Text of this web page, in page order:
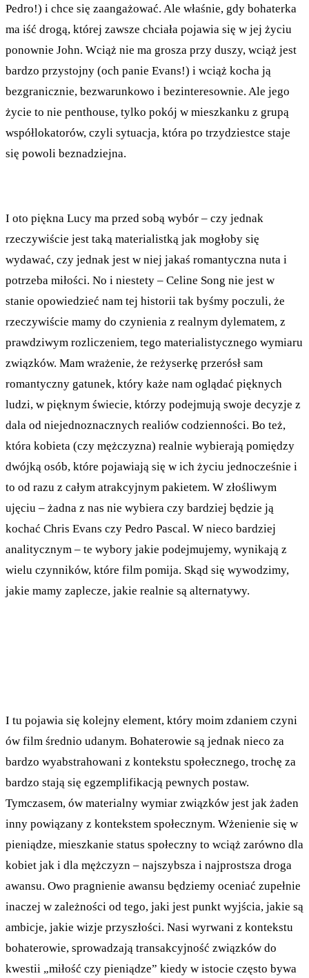
Pedro!) i chce się zaangażować. Ale właśnie, gdy bohaterka
ma iść drogą, której zawsze chciała pojawia się w jej życiu
ponownie John. Wciąż nie ma grosza przy duszy, wciąż jest
bardzo przystojny (och panie Evans!) i wciąż kocha ją
bezgranicznie, bezwarunkowo i bezinteresownie. Ale jego
życie to nie penthouse, tylko pokój w mieszkanku z grupą
współlokatorów, czyli sytuacja, która po trzydziestce staje
się powoli beznadziejna.
I oto piękna Lucy ma przed sobą wybór – czy jednak
rzeczywiście jest taką materialistką jak mogłoby się
wydawać, czy jednak jest w niej jakaś romantyczna nuta i
potrzeba miłości. No i niestety – Celine Song nie jest w
stanie opowiedzieć nam tej historii tak byśmy poczuli, że
rzeczywiście mamy do czynienia z realnym dylematem, z
prawdziwym rozliczeniem, tego materialistycznego wymiaru
związków. Mam wrażenie, że reżyserkę przerósł sam
romantyczny gatunek, który każe nam oglądać pięknych
ludzi, w pięknym świecie, którzy podejmują swoje decyzje z
dala od niejednoznacznych realiów codzienności. Bo też,
która kobieta (czy mężczyzna) realnie wybierają pomiędzy
dwójką osób, które pojawiają się w ich życiu jednocześnie i
to od razu z całym atrakcyjnym pakietem. W złośliwym
ujęciu – żadna z nas nie wybiera czy bardziej będzie ją
kochać Chris Evans czy Pedro Pascal. W nieco bardziej
analitycznym – te wybory jakie podejmujemy, wynikają z
wielu czynników, które film pomija. Skąd się wywodzimy,
jakie mamy zaplecze, jakie realnie są alternatywy.
I tu pojawia się kolejny element, który moim zdaniem czyni
ów film średnio udanym. Bohaterowie są jednak nieco za
bardzo wyabstrahowani z kontekstu społecznego, trochę za
bardzo stają się egzemplifikacją pewnych postaw.
Tymczasem, ów materialny wymiar związków jest jak żaden
inny powiązany z kontekstem społecznym. Wżenienie się w
pieniądze, mieszkanie status społeczny to wciąż zarówno dla
kobiet jak i dla mężczyzn – najszybsza i najprostsza droga
awansu. Owo pragnienie awansu będziemy oceniać zupełnie
inaczej w zależności od tego, jaki jest punkt wyjścia, jakie są
ambicje, jakie wizje przyszłości. Nasi wyrwani z kontekstu
bohaterowie, sprowadzają transakcyjność związków do
kwestii „miłość czy pieniądze” kiedy w istocie często bywa